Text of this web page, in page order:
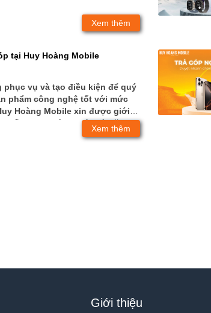
Xem thêm
tại Huy Hoàng Mobile
phục vụ và tạo điều kiện để quý
phẩm công nghệ tốt với mức
Hoàng Mobile xin được giới
thiết những hình thức và đặc
Xem thêm
Giới thiệu